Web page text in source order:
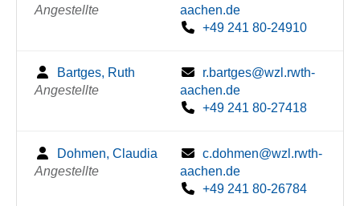
Angestellte
aachen.de
+49 241 80-24910
Bartges, Ruth
Angestellte
r.bartges@wzl.rwth-
aachen.de
+49 241 80-27418
Dohmen, Claudia
Angestellte
c.dohmen@wzl.rwth-
aachen.de
+49 241 80-26784